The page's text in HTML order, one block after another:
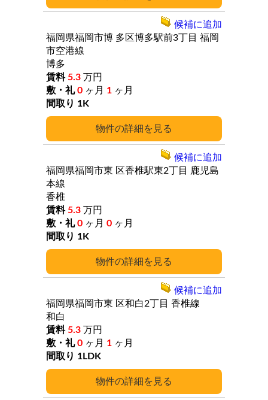
詳細
福岡県福岡市博 多区博多駅前3丁目 福岡
市空港線
博多
5.3 万円
0 ヶ月 1 ヶ月
1K
候補に追加
詳細
福岡県福岡市東 区香椎駅東2丁目
鹿児島
本線
香椎
5.3 万円
0 ヶ月 0 ヶ月
1K
候補に追加
詳細
福岡県福岡市東 区和白2丁目 香椎線
和白
5.3 万円
0 ヶ月 1 ヶ月
1LDK
候補に追加